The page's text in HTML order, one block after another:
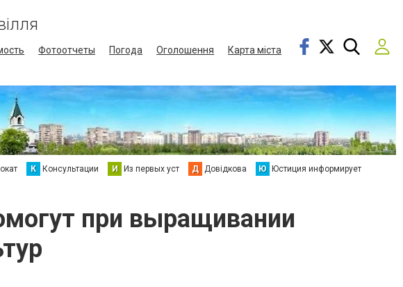
Фотоотчеты Погода Оголошення
Карта міста
К Консультации И Из первых уст Д Довідкова Ю Юстиция информирует
при выращивании